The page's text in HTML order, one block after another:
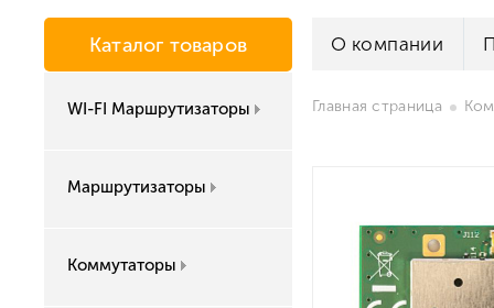
Каталог товаров
WI-FI Маршрутизаторы
Маршрутизаторы
Коммутаторы
О компании
Главная страница